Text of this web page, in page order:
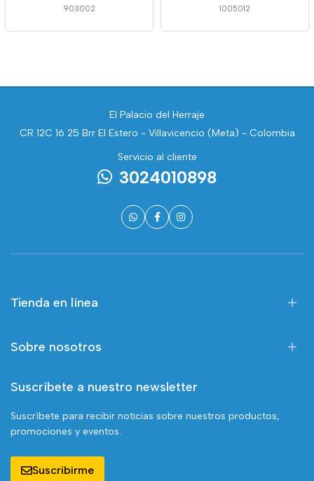
903002 1005012
El Palacio del Herraje
CR 12C 16 25 Brr El Estero - Villavicencio (Meta) - Colombia
Servicio al cliente
3024010898
Tienda en línea
Sobre nosotros
Suscríbete a nuestro newsletter
Suscríbete para recibir noticias sobre nuestros productos,
promociones y eventos.
Suscribirme